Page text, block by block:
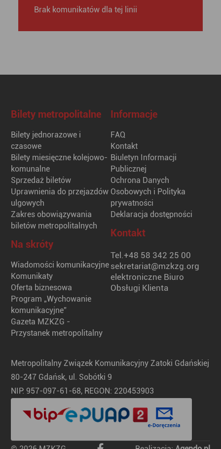
Brak komunikatów dla tej linii
Bilety metropolitalne
Bilety jednorazowe i
czasowe
Bilety miesięczne kolejowo-
komunalne
Sprzedaż biletów
Uprawnienia do przejazdów
ulgowych
Zakres obowiązywania
biletów metropolitalnych
Na skróty
Wiadomości komunikacyjne
Komunikaty
Oferta biznesowa
Program „Wychowanie
komunikacyjne”
Gazeta MZKZG -
Przystanek metropolitalny
Informacje
FAQ
Kontakt
Biuletyn Informacji
Publicznej
Ochrona Danych
Osobowych i Polityka
prywatności
Deklaracja dostępności
Kontakt
Tel.+48 58 342 25 00
sekretariat@mzkzg.org
elektroniczne Biuro
Obsługi Klienta
Metropolitalny Związek Komunikacyjny Zatoki Gdańskiej
80-247 Gdańsk, ul. Sobótki 9
NIP: 957-097-61-68, REGON: 220453903